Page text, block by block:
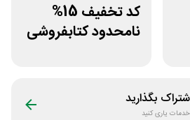
کد تخفیف 15%
نامحدود کتابفروشی
بگذارید
خدمات یاری کنید